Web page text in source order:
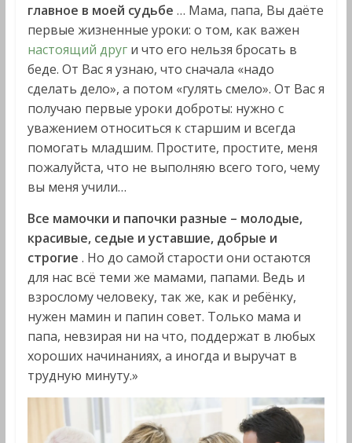
главное в моей судьбе … Мама, папа, Вы даёте
первые жизненные уроки: о том, как важен
настоящий друг и что его нельзя бросать в
беде. От Вас я узнаю, что сначала «надо
сделать дело», а потом «гулять смело». От Вас я
получаю первые уроки доброты: нужно с
уважением относиться к старшим и всегда
помогать младшим. Простите, простите, меня
пожалуйста, что не выполняю всего того, чему
вы меня учили…
Все мамочки и папочки разные – молодые,
красивые, седые и уставшие, добрые и
строгие . Но до самой старости они остаются
для нас всё теми же мамами, папами. Ведь и
взрослому человеку, так же, как и ребёнку,
нужен мамин и папин совет. Только мама и
папа, невзирая ни на что, поддержат в любых
хороших начинаниях, а иногда и выручат в
трудную минуту.»